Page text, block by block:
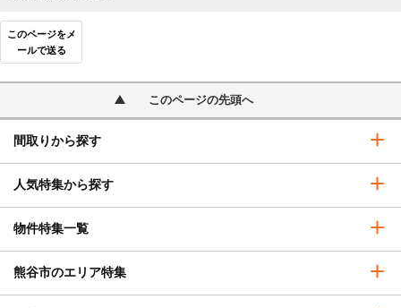
このページをメ
ールで送る
このページの先頭へ
間取りから探す
人気特集から探す
物件特集一覧
熊谷市のエリア特集